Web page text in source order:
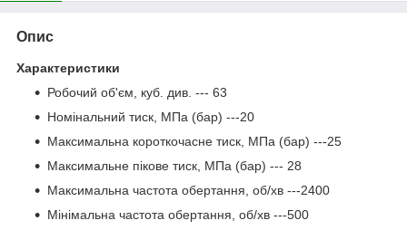
Опис
Характеристики
Робочий об'єм, куб. див. --- 63
Номінальний тиск, МПа (бар) ---20
Максимальна короткочасне тиск, МПа (бар) ---25
Максимальне пікове тиск, МПа (бар) --- 28
Максимальна частота обертання, об/хв ---2400
Мінімальна частота обертання, об/хв ---500